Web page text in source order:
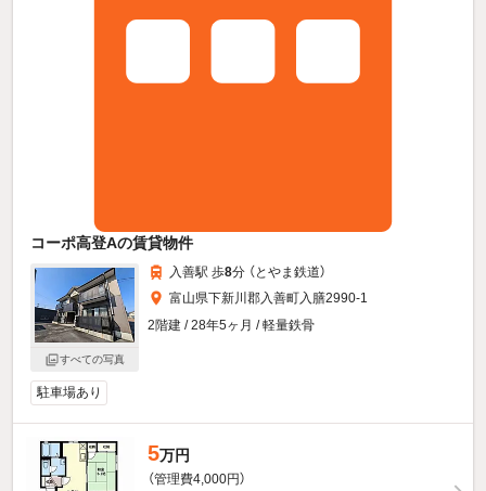
コーポ高登Aの賃貸物件
すべての写真
入善駅 歩8分 （とやま鉄道）
富山県下新川郡入善町入膳2990-1
2階建 / 28年5ヶ月 / 軽量鉄骨
駐車場あり
5万円
（管理費4,000円）